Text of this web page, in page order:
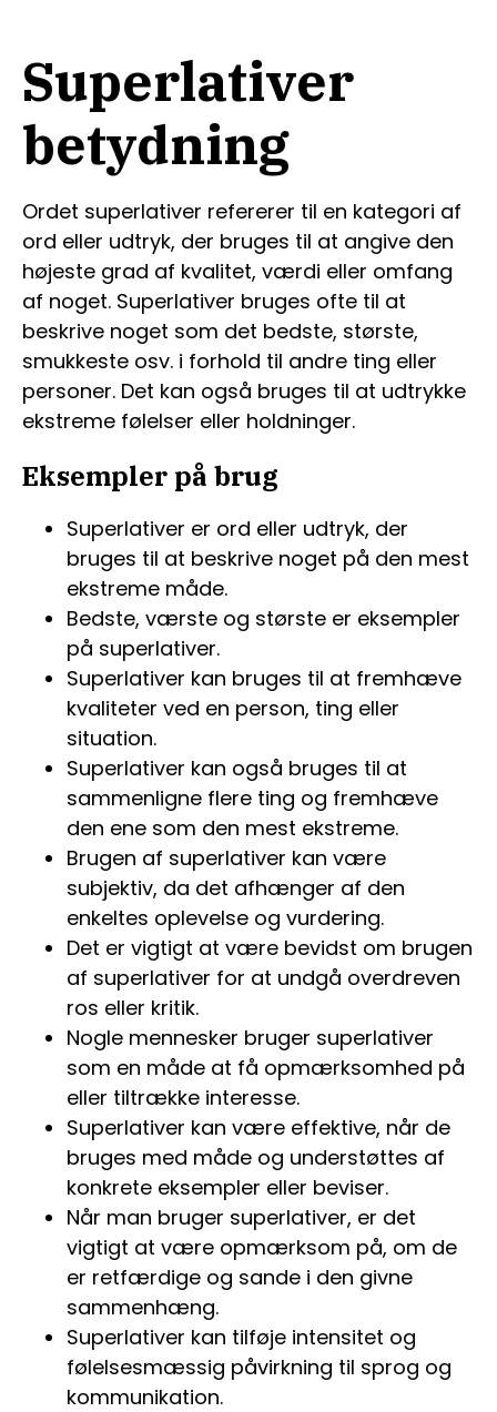
Superlativer
betydning
Ordet superlativer refererer til en kategori af
ord eller udtryk, der bruges til at angive den
højeste grad af kvalitet, værdi eller omfang
af noget. Superlativer bruges ofte til at
beskrive noget som det bedste, største,
smukkeste osv. i forhold til andre ting eller
personer. Det kan også bruges til at udtrykke
ekstreme følelser eller holdninger.
Eksempler på brug
Superlativer er ord eller udtryk, der
bruges til at beskrive noget på den mest
ekstreme måde.
Bedste, værste og største er eksempler
på superlativer.
Superlativer kan bruges til at fremhæve
kvaliteter ved en person, ting eller
situation.
Superlativer kan også bruges til at
sammenligne flere ting og fremhæve
den ene som den mest ekstreme.
Brugen af superlativer kan være
subjektiv, da det afhænger af den
enkeltes oplevelse og vurdering.
Det er vigtigt at være bevidst om brugen
af superlativer for at undgå overdreven
ros eller kritik.
Nogle mennesker bruger superlativer
som en måde at få opmærksomhed på
eller tiltrække interesse.
Superlativer kan være effektive, når de
bruges med måde og understøttes af
konkrete eksempler eller beviser.
Når man bruger superlativer, er det
vigtigt at være opmærksom på, om de
er retfærdige og sande i den givne
sammenhæng.
Superlativer kan tilføje intensitet og
følelsesmæssig påvirkning til sprog og
kommunikation.